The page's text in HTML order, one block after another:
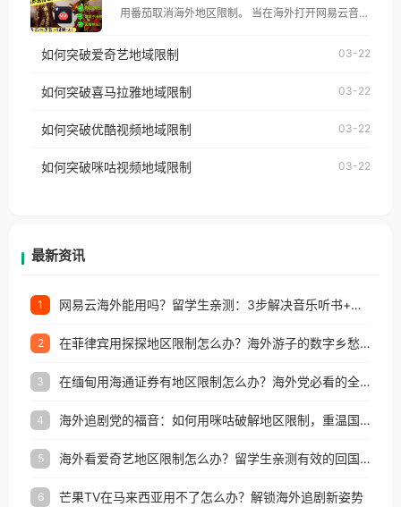
仅能在中国大陆地区播放。 遇到这个问题的朋友们，
台湾、美国、加拿大、澳大利亚、欧洲等国家和地区
权限制所困扰。
用番茄取消海外地区限制。 当在海外打开网易云音
播放”的提示语。 海外用户如香港、澳门、台湾、美
制问题，且仅能在中国大陆地区播放。 遇到这个问题
户收听网易云音乐地区版权限制」的问题，无论人在
如何突破爱奇艺地域限制 03-22
如何突破喜马拉雅地域限制 03-22
如何突破优酷视频地域限制 03-22
如何突破咪咕视频地域限制 03-22
最新资讯
1 网易云海外能用吗？留学生亲测：3步解决音乐听书+银行视频地区限制
2 在菲律宾用探探地区限制怎么办？海外游子的数字乡愁与破局之道
3 在缅甸用海通证券有地区限制怎么办？海外党必看的全场景回国加速指南
4 海外追剧党的福音：如何用咪咕破解地区限制，重温国内精彩
5 海外看爱奇艺地区限制怎么办？留学生亲测有效的回国加速器选择指南
6 芒果TV在马来西亚用不了怎么办？解锁海外追剧新姿势